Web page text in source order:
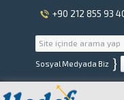
+90 212 855 93
Sosyal Medyada Biz }